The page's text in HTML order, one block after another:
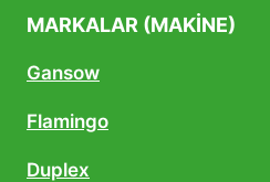
MARKALAR (MAKINE)
Gansow
Flamingo
Duplex